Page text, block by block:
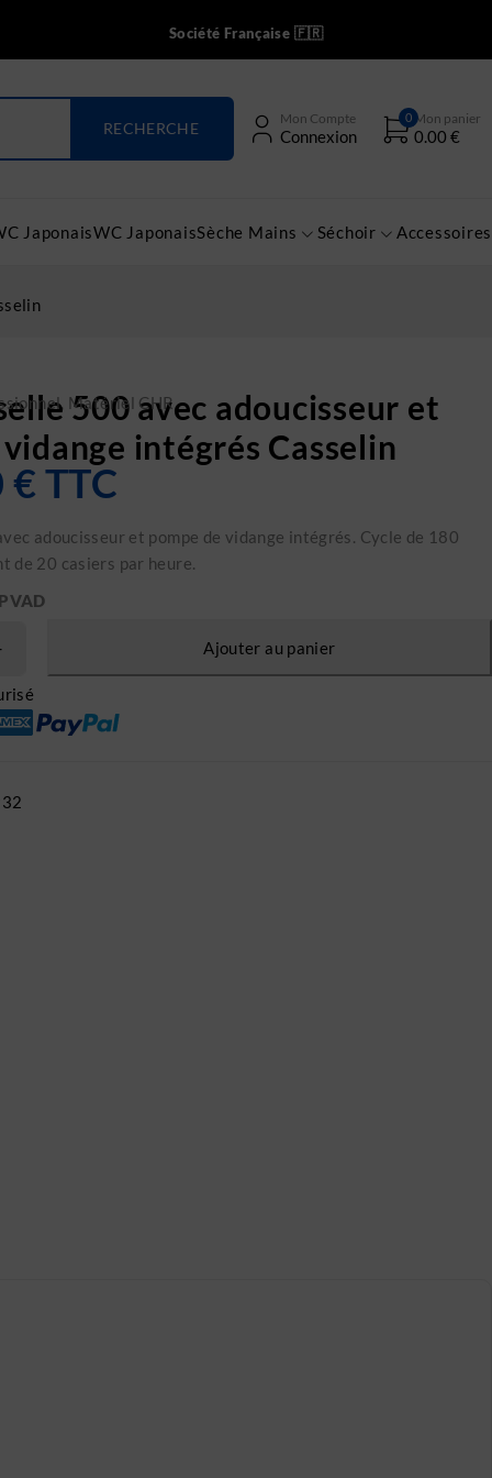
Société Française 🇫🇷
Mon Compte
Connexion
0 Mon panier
0.00 €
JaponaisWC JaponaisSèche Mains Séchoir Accessoires
, Matériel CHR
500 avec adoucisseur et
intégrés Casselin
€ TTC
adoucisseur et pompe de vidange intégrés. Cycle de 180
de 20 casiers par heure.
Ajouter au panier